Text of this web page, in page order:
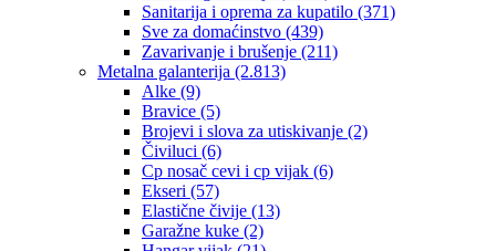
Sanitarija i oprema za kupatilo (371)
Sve za domaćinstvo (439)
Zavarivanje i brušenje (211)
Metalna galanterija (2.813)
Alke (9)
Bravice (5)
Brojevi i slova za utiskivanje (2)
Čiviluci (6)
Cp nosač cevi i cp vijak (6)
Ekseri (57)
Elastične čivije (13)
Garažne kuke (2)